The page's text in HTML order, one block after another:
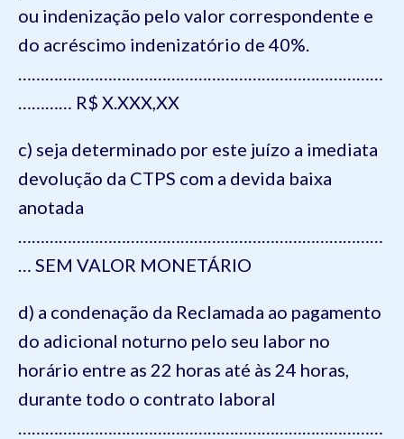
ou indenização pelo valor correspondente e
do acréscimo indenizatório de 40%.
………………………………………………………………………
………… R$ X.XXX,XX
c) seja determinado por este juízo a imediata
devolução da CTPS com a devida baixa
anotada
………………………………………………………………………
… SEM VALOR MONETÁRIO
d) a condenação da Reclamada ao pagamento
do adicional noturno pelo seu labor no
horário entre as 22 horas até às 24 horas,
durante todo o contrato laboral
………………………………………………………………………